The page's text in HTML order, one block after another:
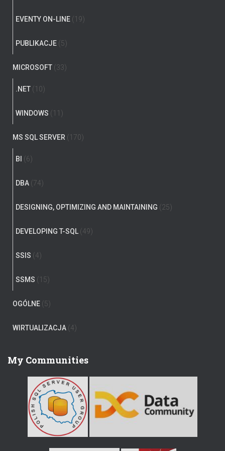
EVENTY ON-LINE (19)
PUBLIKACJE (5)
MICROSOFT (33)
.NET (10)
WINDOWS (11)
MS SQL SERVER (170)
BI (6)
DBA (74)
DESIGNING, OPTIMIZING AND MAINTAINING (25)
DEVELOPING T-SQL (49)
SSIS (4)
SSMS (15)
OGÓLNE (5)
WIRTUALIZACJA (4)
My Communities